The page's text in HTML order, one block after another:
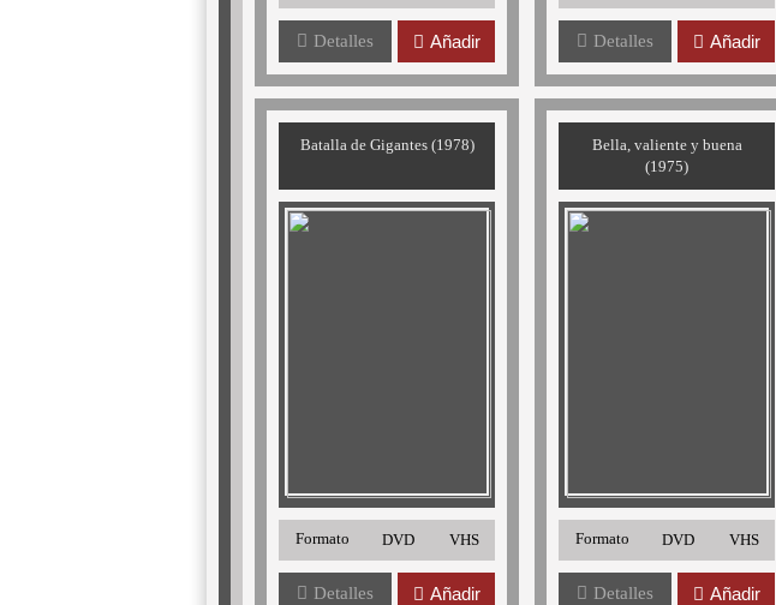
Detalles Añadir Detalles Añadir
Batalla de Gigantes (1978)
Formato DVD VHS
Detalles Añadir
Bella, valiente y buena
(1975)
Formato DVD VHS
Detalles Añadir